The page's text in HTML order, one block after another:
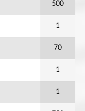
500
1
70
1
1